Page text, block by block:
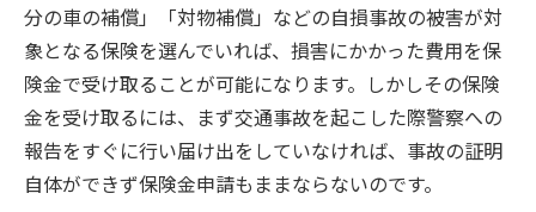
分の車の補償」「対物補償」などの自損事故の被害が対
象となる保険を選んでいれば、損害にかかった費用を保
険金で受け取ることが可能になります。しかしその保険
金を受け取るには、まず交通事故を起こした際警察への
報告をすぐに行い届け出をしていなければ、事故の証明
自体ができず保険金申請もままならないのです。